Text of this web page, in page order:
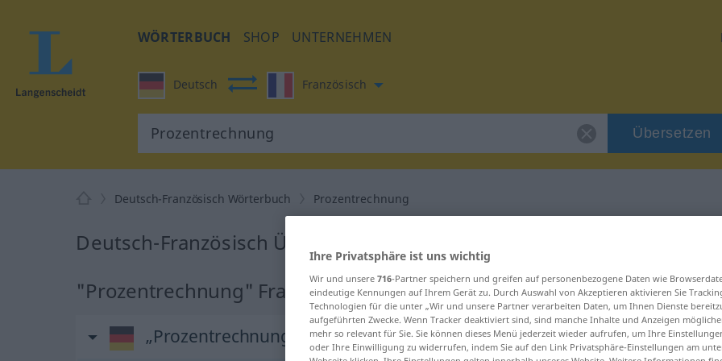
WÖRTERBUCH SHOP UNTERNEHMEN
Deutsch Französisch
Übersetzen
Deutsch-Französisch Wörterbuch Prozentrechnung
Deutsch-Französisch Übersetzung für "Prozentrechnung"
"Prozentrechnung" Französisch Übersetzung
„Prozentrechnung“ : Femininum
Ihre Privatsphäre ist uns wichtig
Wir und unsere 716-Partner speichern und greifen auf personenbezogene Daten wie
eindeutige Kennungen auf Ihrem Gerät zu. Durch Auswahl von Akzeptieren aktivieren Sie
Technologien für die unter „Wir und unsere Partner verarbeiten Daten, um Ihnen Dienste
aufgeführten Zwecke. Wenn Tracker deaktiviert sind, sind manche Inhalte und Anzeigen
mehr so relevant für Sie. Sie können dieses Menü jederzeit wieder aufrufen, um Ihre
oder Ihre Einwilligung zu widerrufen, indem Sie auf den Link Privatsphäre-Einstellungen am